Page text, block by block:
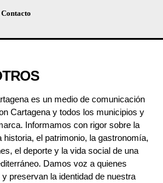
Contacto
es un medio de comunicación
Cartagena y todos los municipios y
Informamos con rigor sobre la
historia, el patrimonio, la gastronomía,
el deporte y la vida social de una
Damos voz a quienes
preservan la identidad de nuestra